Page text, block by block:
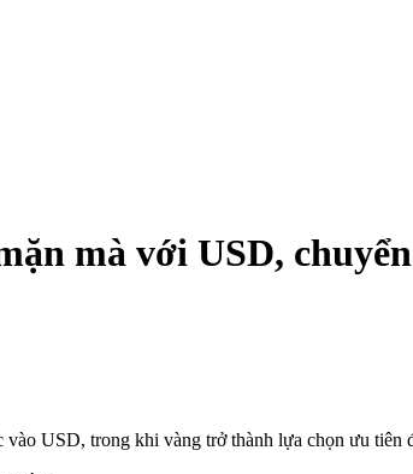
mà với USD,
USD, trong khi vàng trở thành lựa chọn ưu